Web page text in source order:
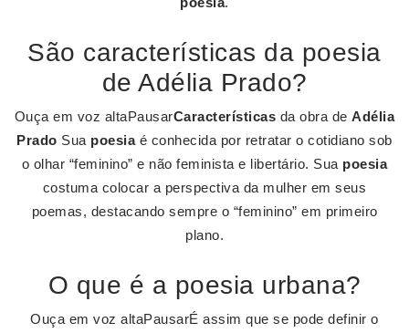
São características da poesia
de Adélia Prado?
Ouça em voz altaPausarCaracterísticas da obra deAdélia
Prado Sua poesiaé conhecida por retratar o cotidiano sob
o olhar “feminino” e não feminista e libertário. Sua poesia
costuma colocar a perspectiva da mulher em seus
poemas, destacando sempre o “feminino” em primeiro
plano.
O que é a poesia urbana?
Ouça em voz altaPausarÉ assim que se pode definir o